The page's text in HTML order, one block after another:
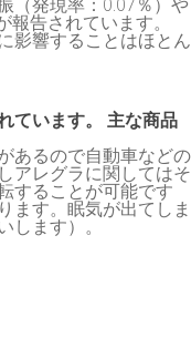
告されています。
影響することはほとん
ています。 主な商品
あるので自動車などの
アレグラに関してはそ
することが可能です
ます。眠気が出てしま
ます）。